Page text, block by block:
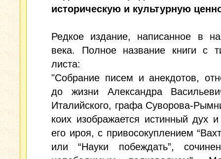
историческую и культурную
Редкое издание, написанное в
века. Полное название книги с
листа:
"Собрание писем и анекдотов,
до жизни Александра
Италийского, графа Суворова-
коих изображается истинный дух и
его ироя, с привосокуплением
или “Науки побеждать”,